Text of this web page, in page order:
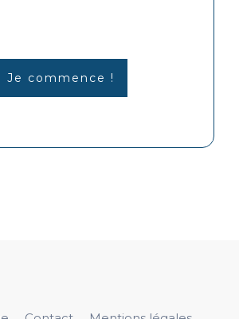
Je commence !